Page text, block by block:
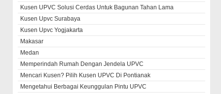
Kusen UPVC Solusi Cerdas Untuk Bagunan Tahan Lama
Kusen Upvc Surabaya
Kusen Upvc Yogjakarta
Makasar
Medan
Memperindah Rumah Dengan Jendela UPVC
Mencari Kusen? Pilih Kusen UPVC Di Pontianak
Mengetahui Berbagai Keunggulan Pintu UPVC